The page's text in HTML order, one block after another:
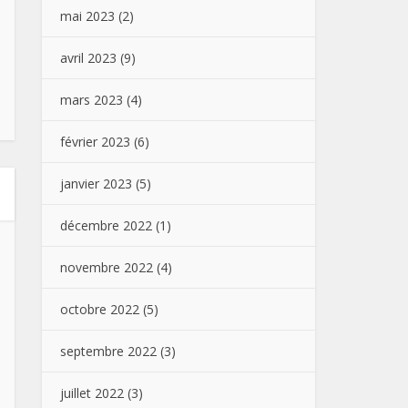
mai 2023 (2)
avril 2023 (9)
mars 2023 (4)
février 2023 (6)
janvier 2023 (5)
décembre 2022 (1)
novembre 2022 (4)
octobre 2022 (5)
septembre 2022 (3)
juillet 2022 (3)